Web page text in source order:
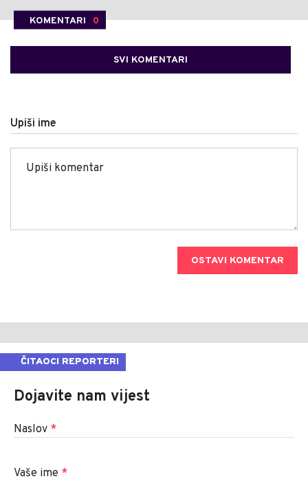
KOMENTARI 0
SVI KOMENTARI
Upiši ime
OSTAVI KOMENTAR
ČITAOCI REPORTERI
Dojavite nam vijest
Naslov *
Vaše ime *